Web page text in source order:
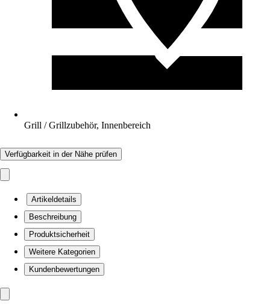
Grill / Grillzubehör, Innenbereich
Verfügbarkeit in der Nähe prüfen
Artikeldetails
Beschreibung
Produktsicherheit
Weitere Kategorien
Kundenbewertungen